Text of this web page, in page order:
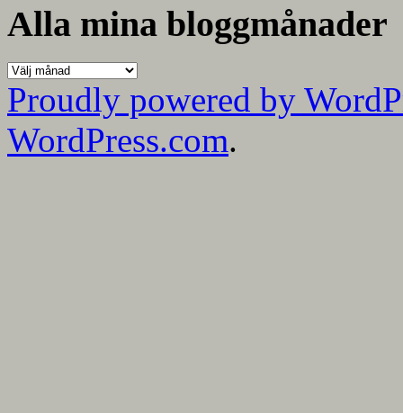
kategorier
Alla mina bloggmånader
Alla
mina
bloggmånader
Proudly powered by
WordPress.com.